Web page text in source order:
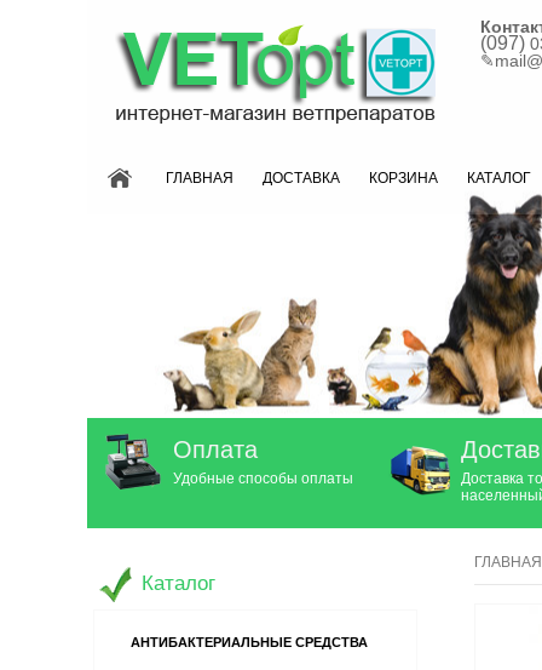
(097)
✎
ГЛАВНАЯ ДОСТАВКА КОРЗИНА КАТАЛОГ
Оплата
Удобные способы оплаты
Доставка
ГЛАВНАЯ
Каталог
АНТИБАКТЕРИАЛЬНЫЕ СРЕДСТВА